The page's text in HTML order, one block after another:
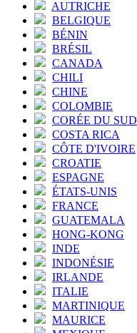
AUTRICHE
BELGIQUE
BÉNIN
BRÉSIL
CANADA
CHILI
CHINE
COLOMBIE
CORÉE DU SUD
COSTA RICA
CÔTE D'IVOIRE
CROATIE
ESPAGNE
ÉTATS-UNIS
FRANCE
GUATEMALA
HONG-KONG
INDE
INDONÉSIE
IRLANDE
ITALIE
MARTINIQUE
MAURICE